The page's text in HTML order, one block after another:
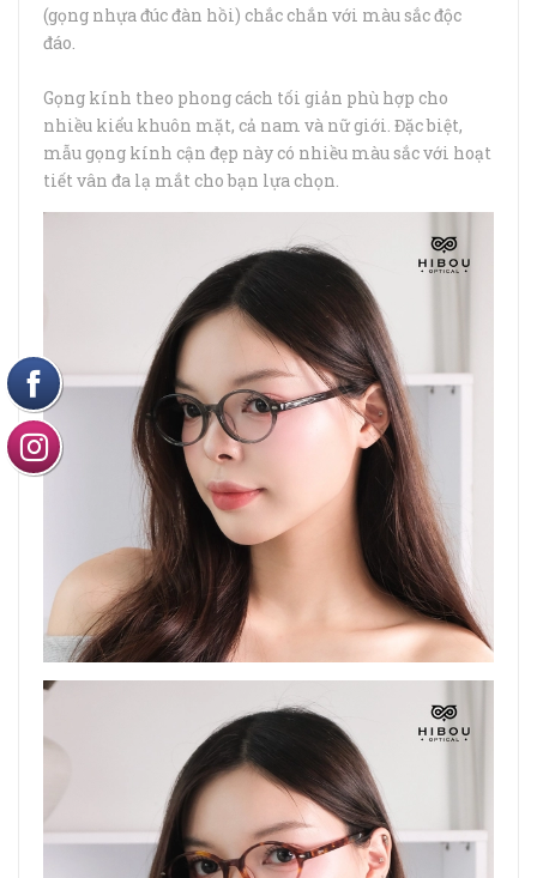
(gọng nhựa đúc đàn hồi) chắc chắn với màu sắc độc
đáo.
Gọng kính theo phong cách tối giản phù hợp cho
nhiều kiểu khuôn mặt, cả nam và nữ giới. Đặc biệt,
mẫu gọng kính cận đẹp này có nhiều màu sắc với hoạt
tiết vân đa lạ mắt cho bạn lựa chọn.